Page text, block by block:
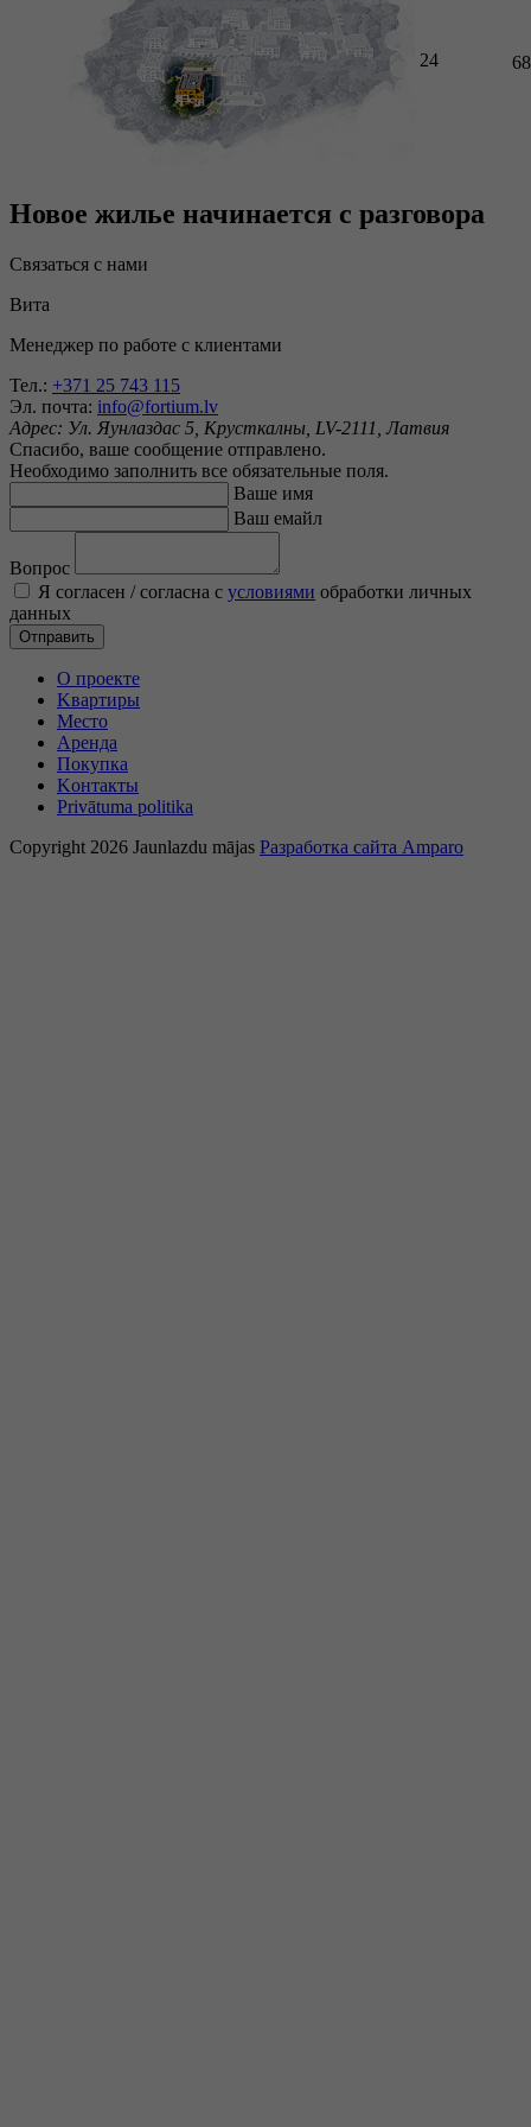
24
Новое жилье начинается с разговора
Связаться с нами
Вита
Менеджер по работе с клиентами
Тел.: +371 25 743 115
Эл. почта: info@fortium.lv
Адрес: Ул. Яунлаздас 5, Крусткалны, LV-2111, Латвия
Спасибо, ваше сообщение отправлено.
Необходимо заполнить все обязательные поля.
Ваше имя
Ваш емайл
Вопрос
Я согласен / согласна c условиями обработки личных
данных
Отправить
O проекте
Kвартиры
Mесто
Аренда
Покупка
Kонтакты
Privātuma politika
Copyright 2026 Jaunlazdu mājas Разработка сайта Amparo